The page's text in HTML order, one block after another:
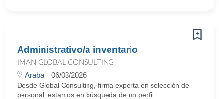
Administrativo/a inventario
IMAN GLOBAL CONSULTING
Araba 06/08/2026
Desde Global Consulting, firma experta en selección de
personal, estamos en búsqueda de un perfil